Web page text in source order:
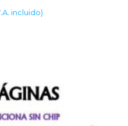
incluido)